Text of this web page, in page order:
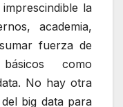
la
academia,
fuerza de
como
No hay otra
big data para